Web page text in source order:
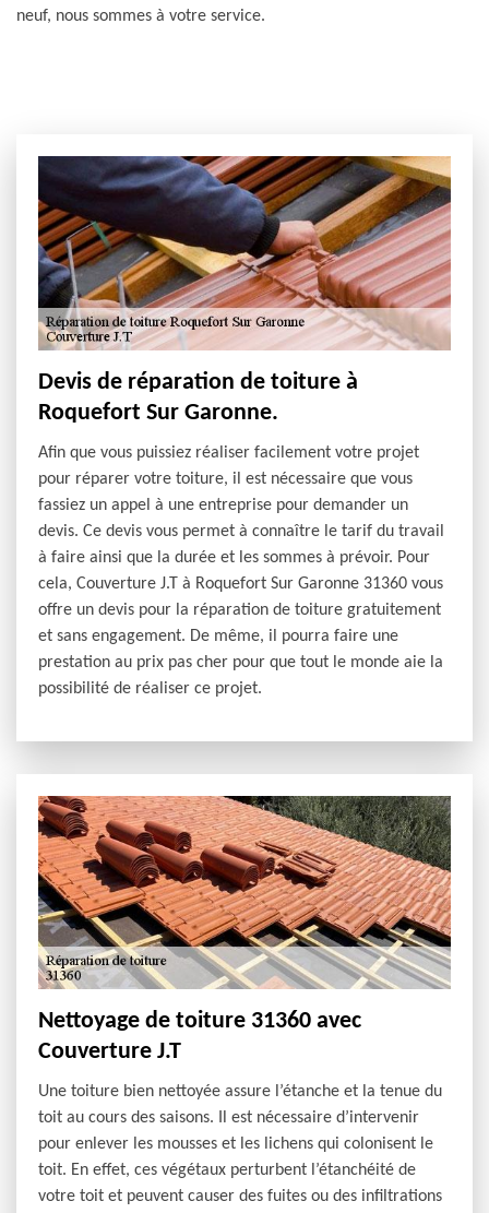
neuf, nous sommes à votre service.
Devis de réparation de toiture à
Roquefort Sur Garonne.
Afin que vous puissiez réaliser facilement votre projet
pour réparer votre toiture, il est nécessaire que vous
fassiez un appel à une entreprise pour demander un
devis. Ce devis vous permet à connaître le tarif du travail
à faire ainsi que la durée et les sommes à prévoir. Pour
cela, Couverture J.T à Roquefort Sur Garonne 31360 vous
offre un devis pour la réparation de toiture gratuitement
et sans engagement. De même, il pourra faire une
prestation au prix pas cher pour que tout le monde aie la
possibilité de réaliser ce projet.
Nettoyage de toiture 31360 avec
Couverture J.T
Une toiture bien nettoyée assure l’étanche et la tenue du
toit au cours des saisons. Il est nécessaire d’intervenir
pour enlever les mousses et les lichens qui colonisent le
toit. En effet, ces végétaux perturbent l’étanchéité de
votre toit et peuvent causer des fuites ou des infiltrations